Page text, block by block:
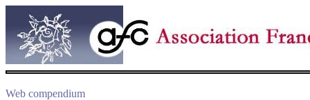
Web compendium